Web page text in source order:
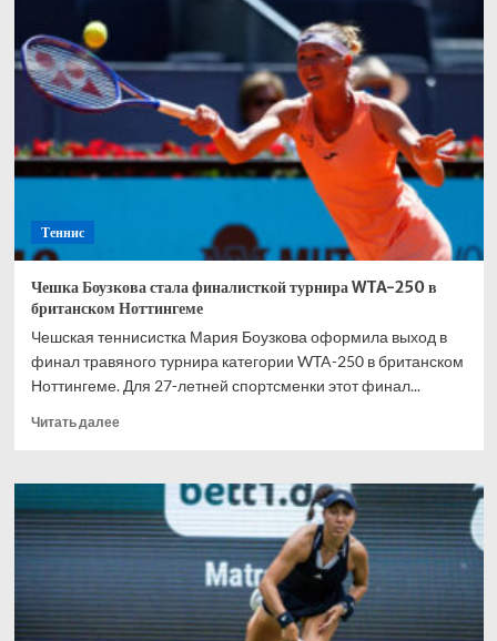
ЧМ
Теннис
Чешка Боузкова стала финалисткой турнира WTA-250 в
британском Ноттингеме
Чешская теннисистка Мария Боузкова оформила выход в
финал травяного турнира категории WTA-250 в британском
Ноттингеме. Для 27-летней спортсменки этот финал...
Читать далееПрочитать
Чешка
Боузкова
стала
финалисткой
WTA-
250
в